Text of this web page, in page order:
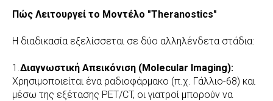
Πώς Λειτουργεί το Μοντέλο "Theranostics"
Η διαδικασία εξελίσσεται σε δύο αλληλένδετα στάδια:
1.Διαγνωστική Απεικόνιση (Molecular Imaging):
Χρησιμοποιείται ένα ραδιοφάρμακο (π.χ. Γάλλιο-68) και
μέσω της εξέτασης PET/CT, οι γιατροί μπορούν να